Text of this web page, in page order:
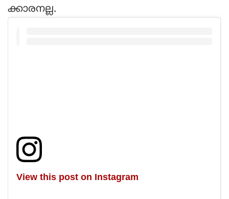
ക്കാരനല്ല.
View this post on Instagram